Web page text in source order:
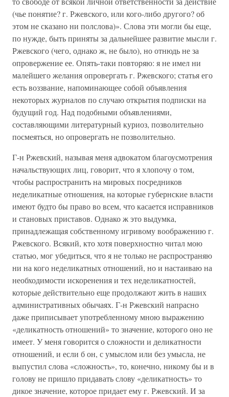
(чье понятие? г. Ржевского, или кого-либо другого? об
этом не сказано ни полслова)». Слова эти могли бы еще,
по нужде, быть приняты за дальнейшее развитие мысли г.
Ржевского (чего, однако ж, не было), но отнюдь не за
опровержение ее. Опять-таки повторяю: я не имел ни
малейшего желания опровергать г. Ржевского; статья его
есть воззвание, напоминающее собой объявления
некоторых журналов по случаю открытия подписки на
будущий год. Над подобными объявлениями,
составляющими литературный куриоз, позволительно
посмеяться, но опровергать не позволительно.
Г-н Ржевский, называя меня адвокатом благоусмотрения
начальствующих лиц, говорит, что я хлопочу о том,
чтобы распространить на мировых посредников
неделикатные отношения, на которые губернские власти
имеют будто бы право во всем, что касается исправников
и становых приставов. Однако ж это выдумка,
принадлежащая собственному игривому воображению г.
Ржевского. Всякий, кто хотя поверхностно читал мою
статью, мог убедиться, что я не только не распространяю
ни на кого неделикатных отношений, но и настаиваю на
необходимости искоренения и тех неделикатностей,
которые действительно еще продолжают жить в наших
административных обычаях. Г-н Ржевский напрасно
даже приписывает употребленному мною выражению
«деликатность отношений» то значение, которого оно не
имеет. У меня говорится о сложности и деликатности
отношений, и если б он, с умыслом или без умысла, не
выпустил слова «сложность», то, конечно, никому бы и в
голову не пришло придавать слову «деликатность» то
дикое значение, которое придает ему г. Ржевский. И за